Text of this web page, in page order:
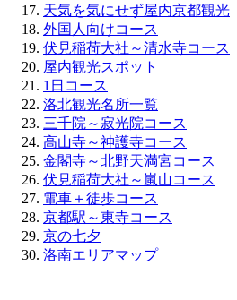
天気を気にせず屋内京都観光
外国人向けコース
伏見稲荷大社～清水寺コース
屋内観光スポット
1日コース
洛北観光名所一覧
三千院～寂光院コース
高山寺～神護寺コース
金閣寺～北野天満宮コース
伏見稲荷大社～嵐山コース
電車＋徒歩コース
京都駅～東寺コース
京の七夕
洛南エリアマップ